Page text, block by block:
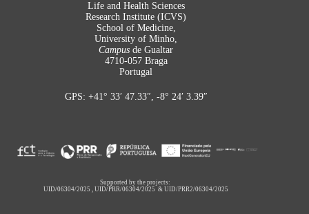
Life and Health Sciences
Research Institute (ICVS)
School of Medicine,
University of Minho,
Campus de Gualtar
4710-057 Braga
Portugal
GPS: +41° 33′ 47.33″, -8° 24′ 3.39″
Supported by the projects:
UID/06304/2025 ,UID/PRR/06304/2025 &UID/PRR2/06304/2025